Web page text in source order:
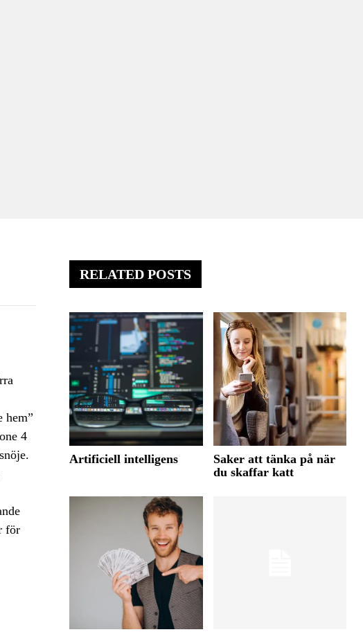
hem”
4
för
RELATED POSTS
Artificiell intelligens
Saker att tänka på när
du skaffar katt